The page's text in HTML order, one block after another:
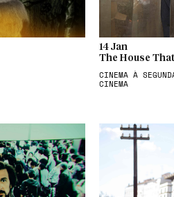
14 Jan
The House
CINEMA À
CINEMA